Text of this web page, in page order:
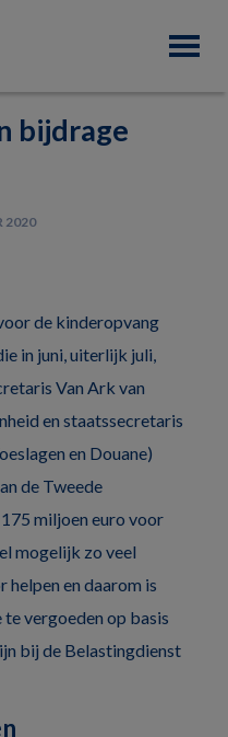
bijdrage
2020
de kinderopvang
in juni, uiterlijk juli,
Van Ark van
en staatssecretaris
en Douane)
de Tweede
miljoen euro voor
mogelijk zo veel
helpen en daarom is
vergoeden op basis
bij de Belastingdienst